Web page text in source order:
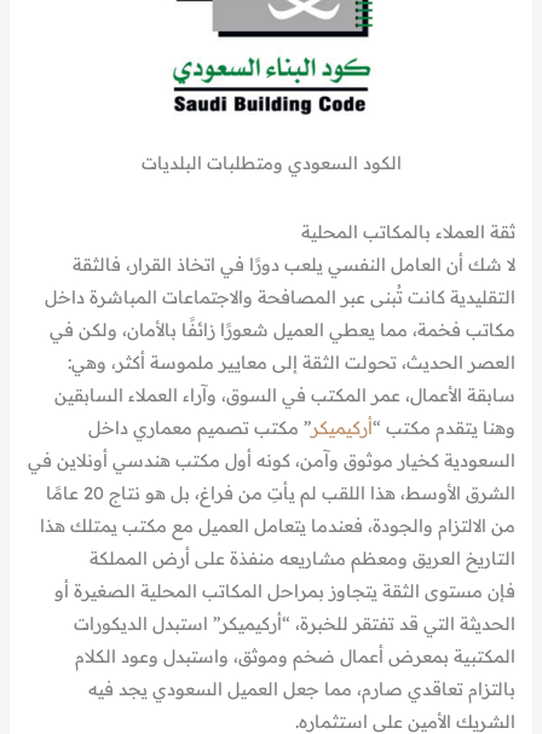
الكود السعودي ومتطلبات البلديات
ثقة العملاء بالمكاتب المحلية
لا شك أن العامل النفسي يلعب دورًا في اتخاذ القرار، فالثقة
التقليدية كانت تُبنى عبر المصافحة والاجتماعات المباشرة داخل
مكاتب فخمة، مما يعطي العميل شعورًا زائفًا بالأمان، ولكن في
العصر الحديث، تحولت الثقة إلى معايير ملموسة أكثر، وهي:
سابقة الأعمال، عمر المكتب في السوق، وآراء العملاء السابقين
وهنا يتقدم مكتب “أركيميكر” مكتب تصميم معماري داخل
السعودية كخيار موثوق وآمن، كونه أول مكتب هندسي أونلاين في
الشرق الأوسط، هذا اللقب لم يأتِ من فراغ، بل هو نتاج 20 عامًا
من الالتزام والجودة، فعندما يتعامل العميل مع مكتب يمتلك هذا
التاريخ العريق ومعظم مشاريعه منفذة على أرض المملكة
فإن مستوى الثقة يتجاوز بمراحل المكاتب المحلية الصغيرة أو
الحديثة التي قد تفتقر للخبرة، “أركيميكر” استبدل الديكورات
المكتبية بمعرض أعمال ضخم وموثق، واستبدل وعود الكلام
بالتزام تعاقدي صارم، مما جعل العميل السعودي يجد فيه
الشريك الأمين على استثماره.